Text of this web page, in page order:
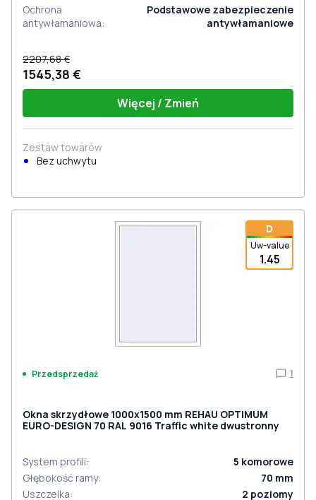
Ochrona
antywłamaniowa:
Podstawowe zabezpieczenie
antywłamaniowe
2207,68 €
1545,38 €
Więcej / Zmień
Zestaw towarów
Bez uchwytu
D
Uw-value
1.45
Przedsprzedaż 1
Okna skrzydłowe 1000x1500 mm REHAU OPTIMUM
EURO-DESIGN 70 RAL 9016 Traffic white dwustronny
System profili: 5 komorowe
Głębokość ramy: 70 mm
Uszczelka: 2 poziomy